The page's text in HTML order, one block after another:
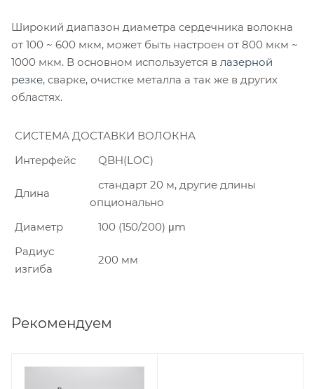
Широкий диапазон диаметра сердечника волокна
от 100 ~ 600 мкм, может быть настроен от 800 мкм ~
1000 мкм. В основном используется в лазерной
резке, сварке, очистке металла а так же в других
областях.
СИСТЕМА ДОСТАВКИ ВОЛОКНА
Интерфейс
QBH(LOC)
Длина
стандарт 20 м, другие длины
опционально
Диаметр
100 (150/200) μm
Радиус
изгиба
200 мм
Рекомендуем